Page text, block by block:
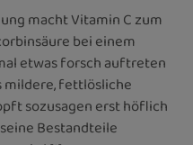
macht Vitamin C zum
bei einem
etwas forsch auftreten
mildere, fettlösliche
sozusagen erst höflich
Bestandteile